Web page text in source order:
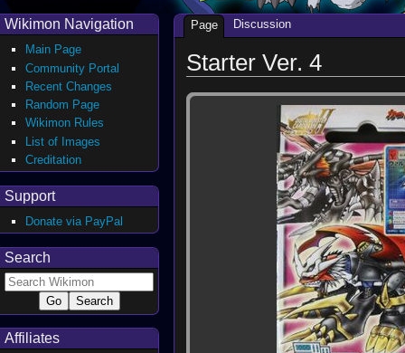
Starter Ver. 4
Page Discussion
Wikimon Navigation
Main Page
Community Portal
Recent Changes
Random Page
Wikimon Rules
List of Images
Creditation
Support
Donate via PayPal
Search
Affiliates